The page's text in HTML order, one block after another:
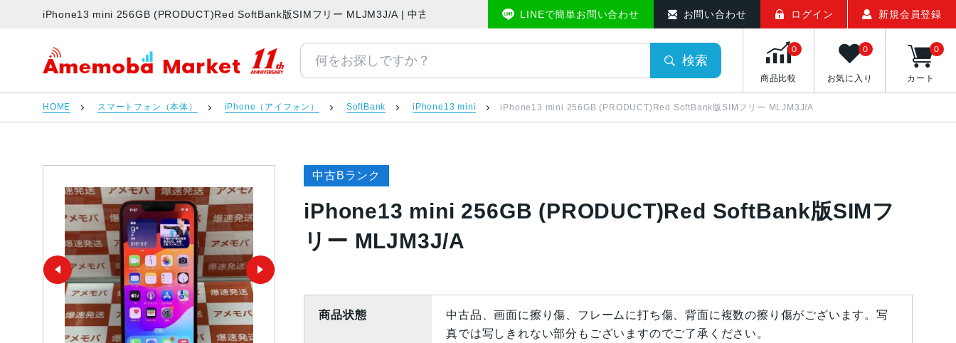
iPhone13 mini 256GB (PRODUCT)Red SoftBank版SIMフリー MLJM3J/A | 中古スマホ販売のアメモバマーケット
LINEで簡単お問い合わせ お問い合わせ ログイン 新規会員登録
アメモバマーケット
検索
商品比較
0
お気に入り
0
カート
0
HOME スマートフォン（本体） iPhone（アイフォン） SoftBank iPhone13 mini iPhone13 mini 256GB (PRODUCT)Red SoftBank版SIMフリー MLJM3J/A
中古Bランク
iPhone13 mini 256GB (PRODUCT)Red SoftBank版SIMフ
リー MLJM3J/A
商品状態
中古品、画面に擦り傷、フレームに打ち傷、背面に複数の擦り傷がございます。写
真では写しきれない部分もございますのでご了承ください。